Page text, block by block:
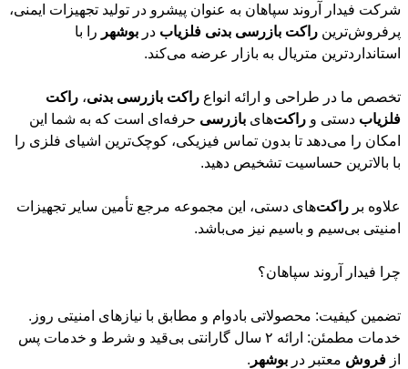
شرکت فیدار آروند سپاهان به عنوان پیشرو در تولید تجهیزات ایمنی،
پرفروش‌ترین راکت بازرسی بدنی فلزیاب در بوشهر را با
استانداردترین متریال به بازار عرضه می‌کند.
تخصص ما در طراحی و ارائه انواع راکت بازرسی بدنی، راکت
فلزیاب دستی و راکت‌های بازرسی حرفه‌ای است که به شما این
امکان را می‌دهد تا بدون تماس فیزیکی، کوچک‌ترین اشیای فلزی را
با بالاترین حساسیت تشخیص دهید.
علاوه بر راکت‌های دستی، این مجموعه مرجع تأمین سایر تجهیزات
امنیتی بی‎‌سیم و باسیم نیز می‌باشد.
چرا فیدار آروند سپاهان؟
تضمین کیفیت: محصولاتی بادوام و مطابق با نیازهای امنیتی روز.
خدمات مطمئن: ارائه ۲ سال گارانتی بی‌قید و شرط و خدمات پس
از فروش معتبر در بوشهر .